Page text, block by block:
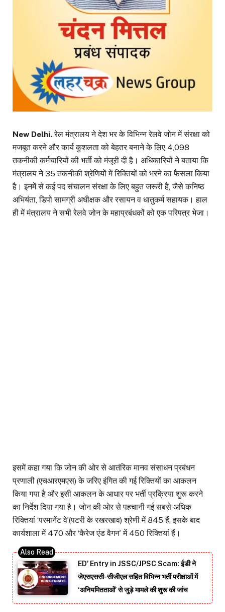
New Delhi.रेल मंत्रालय ने देश भर के विभिन्न रेलवे जोन में संरक्षा को
मजबूत करने और कार्य कुशलता को बेहतर बनाने के लिए 4,098
तकनीकी कर्मचारियों की भर्ती को मंजूरी दी है। अधिकारियों ने बताया कि
मंत्रालय ने 35 तकनीकी श्रेणियों में रिक्तियों को भरने का फैसला किया
है। इनमें से कई पद संचालन संरक्षा के लिए बहुत जरूरी हैं, जैसे कनिष्ठ
अभियंता, डिपो सामग्री अधीक्षक और रसायन व धातुकर्म सहायक। हाल
ही में मंत्रालय ने सभी रेलवे जोन के महाप्रबंधकों को एक परिपत्र भेजा।
इसमें कहा गया कि जोन की ओर से आतंरिक मानव संसाधन प्रबंधन
प्रणाली (एचआरएमएस) के जरिए इंगित की गई रिक्तियों का आकलन
किया गया है और इसी आकलन के आधार पर भर्ती प्रक्रिया शुरू करने
का निर्देश दिया गया है। जोन की ओर से पहचानी गई सबसे अधिक
रिक्तियां ‘परमानेंट वे’(पटरी के रखरखाव) श्रेणी में 845 हैं, इसके बाद
कार्यशाला में 470 और ‘कैरेज एंड वैगन’ में 450 रिक्तियां हैं।
ED’ Entry in JSSC/JPSC Scam: ईडी ने
जेएसएससी-सीजीएल सहित विभिन्न भर्ती परीक्षाओं में
‘अनियमितताओं’ से जुड़े मामले की शुरू की जांच